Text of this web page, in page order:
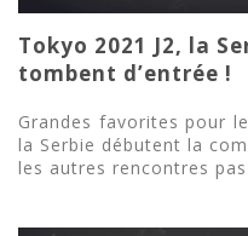
Tokyo 2021 J2, la
tombent d’entrée !
Grandes favorites pour
la Serbie débutent la
les autres rencontres